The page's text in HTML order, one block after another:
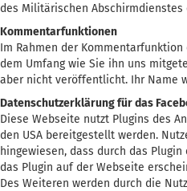
des Militärischen
Kommentarfunktionen
Im Rahmen der
dem Umfang wie Sie ihn uns
aber nicht veröffentlicht. Ihr Name
Datenschutzerklärung für das
Diese Webseite nutzt Plugins des
den USA bereitgestellt werden.
hingewiesen, dass durch das
das Plugin auf der Webseite
Des Weiteren werden durch die